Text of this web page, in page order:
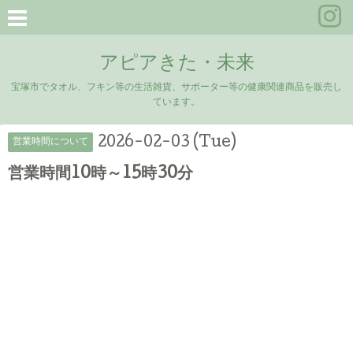
アピアきた・未来
宝塚市でタオル、フキン等の生活雑貨、サポーター等の健康関連商品を販売し
ています。
営業時間について 2026-02-03 (Tue)
営業時間10時～15時30分